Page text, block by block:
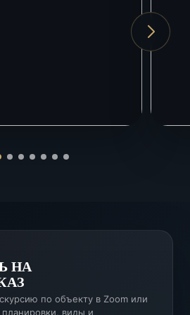
НА
по объекту в Zoom или
виды и